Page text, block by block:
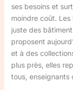
ses besoins et
moindre coût.
juste des
proposent
et à des
plus près, elles
tous, enseignants